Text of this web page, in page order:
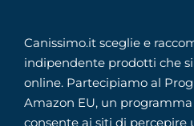
Canissimo.it sceglie e
indipendente prodotti che
online. Partecipiamo al
Amazon EU, un
consente ai siti di percepire